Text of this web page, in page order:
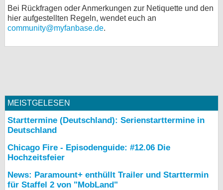
Bei Rückfragen oder Anmerkungen zur Netiquette und den
hier aufgestellten Regeln, wendet euch an
community@myfanbase.de.
MEISTGELESEN
Starttermine (Deutschland): Serienstarttermine in
Deutschland
Chicago Fire - Episodenguide: #12.06 Die
Hochzeitsfeier
News: Paramount+ enthüllt Trailer und Starttermin
für Staffel 2 von "MobLand"